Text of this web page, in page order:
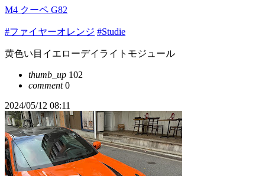
M4 クーペ G82
#ファイヤーオレンジ #Studie
黄色い目イエローデイライトモジュール
thumb_up 102
comment0
2024/05/12 08:11